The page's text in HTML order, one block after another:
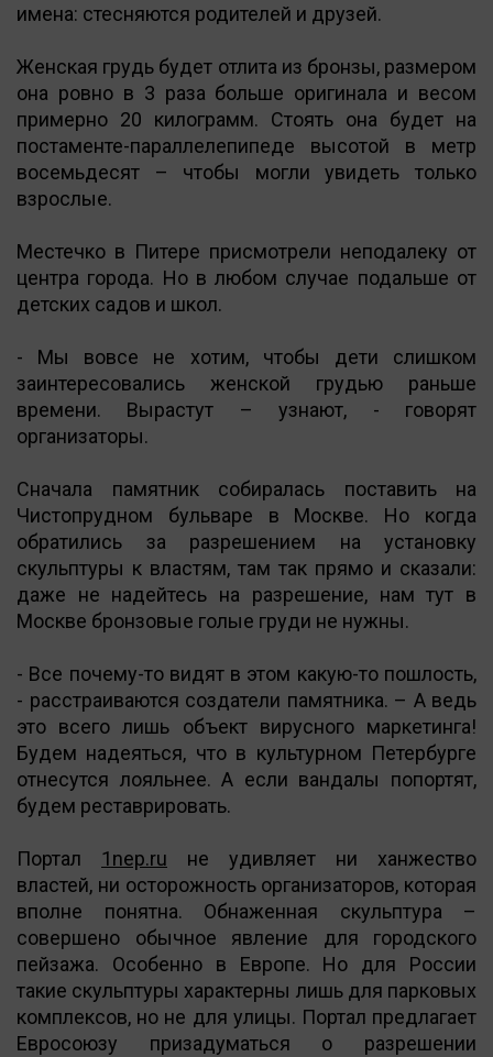
имена: стесняются родителей и друзей.
Женская грудь будет отлита из бронзы, размером
она ровно в 3 раза больше оригинала и весом
примерно 20 килограмм. Стоять она будет на
постаменте-параллелепипеде высотой в метр
восемьдесят – чтобы могли увидеть только
взрослые.
Местечко в Питере присмотрели неподалеку от
центра города. Но в любом случае подальше от
детских садов и школ.
- Мы вовсе не хотим, чтобы дети слишком
заинтересовались женской грудью раньше
времени. Вырастут – узнают, - говорят
организаторы.
Сначала памятник собиралась поставить на
Чистопрудном бульваре в Москве. Но когда
обратились за разрешением на установку
скульптуры к властям, там так прямо и сказали:
даже не надейтесь на разрешение, нам тут в
Москве бронзовые голые груди не нужны.
- Все почему-то видят в этом какую-то пошлость,
- расстраиваются создатели памятника. – А ведь
это всего лишь объект вирусного маркетинга!
Будем надеяться, что в культурном Петербурге
отнесутся лояльнее. А если вандалы попортят,
будем реставрировать.
Портал 1nep.ru не удивляет ни ханжество
властей, ни осторожность организаторов, которая
вполне понятна. Обнаженная скульптура –
совершено обычное явление для городского
пейзажа. Особенно в Европе. Но для России
такие скульптуры характерны лишь для парковых
комплексов, но не для улицы. Портал предлагает
Евросоюзу призадуматься о разрешении